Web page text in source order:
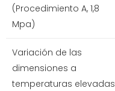
(Procedimiento A, 1,8
Mpa)
Variación de las
dimensiones a
temperaturas elevadas